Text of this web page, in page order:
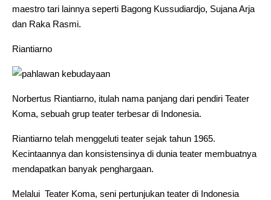
maestro tari lainnya seperti Bagong Kussudiardjo, Sujana Arja
dan Raka Rasmi.
Riantiarno
Norbertus Riantiarno, itulah nama panjang dari pendiri Teater
Koma, sebuah grup teater terbesar di Indonesia.
Riantiarno telah menggeluti teater sejak tahun 1965.
Kecintaannya dan konsistensinya di dunia teater membuatnya
mendapatkan banyak penghargaan.
Melalui Teater Koma, seni pertunjukan teater di Indonesia